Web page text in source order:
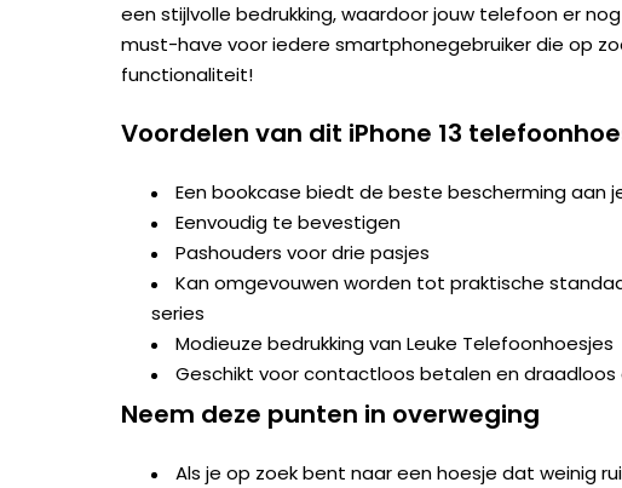
een stijlvolle bedrukking, waardoor jouw telefoon er
must-have voor iedere smartphonegebruiker die op
functionaliteit!
Voordelen van dit iPhone 13
Een bookcase biedt de beste bescherming aan
Eenvoudig te bevestigen
Pashouders voor drie pasjes
Kan omgevouwen worden tot praktische
series
Modieuze bedrukking van Leuke Telefoonhoesjes
Geschikt voor contactloos betalen en draadloos
Neem deze punten in overweging
Als je op zoek bent naar een hoesje dat weinig